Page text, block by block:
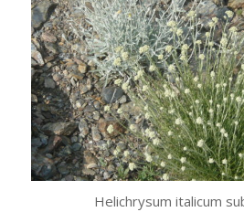
Helichrysum italicum